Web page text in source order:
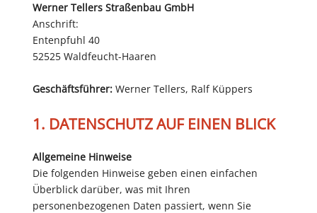
Werner Tellers Straßenbau GmbH
Anschrift:
Entenpfuhl 40
52525 Waldfeucht-Haaren
Geschäftsführer: Werner Tellers, Ralf Küppers
1. DATENSCHUTZ AUF EINEN BLICK
Allgemeine Hinweise
Die folgenden Hinweise geben einen einfachen
Überblick darüber, was mit Ihren
personenbezogenen Daten passiert, wenn Sie